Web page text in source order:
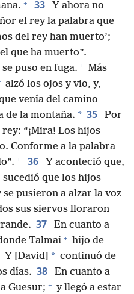
+ 33
Y ahora no
el rey la palabra que
del rey han muerto’;
que ha muerto”.
puso en fuga. + Más
alzó los ojos y vio, y,
venía del camino
de la montaña. * 35
Por
“¡Mira! Los hijos
Conforme a la palabra
+ 36
Y aconteció que,
que los hijos
pusieron a alzar la voz
sus siervos lloraron
37
En cuanto a
Talmai + hijo de
Y [David] * continuó de
días. 38
En cuanto a
Guesur; + y llegó a estar